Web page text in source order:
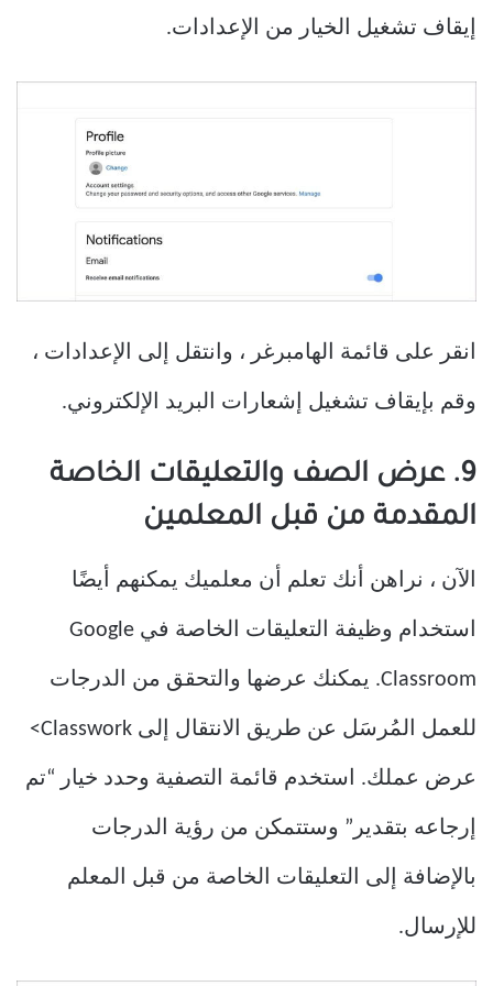
إيقاف تشغيل الخيار من الإعدادات.
انقر على قائمة الهامبرغر ، وانتقل إلى الإعدادات ،
وقم بإيقاف تشغيل إشعارات البريد الإلكتروني.
9. عرض الصف والتعليقات الخاصة
المقدمة من قبل المعلمين
الآن ، نراهن أنك تعلم أن معلميك يمكنهم أيضًا
استخدام وظيفة التعليقات الخاصة في Google
Classroom. يمكنك عرضها والتحقق من الدرجات
للعمل المُرسَل عن طريق الانتقال إلى Classwork>
عرض عملك. استخدم قائمة التصفية وحدد خيار “تم
إرجاعه بتقدير” وستتمكن من رؤية الدرجات
بالإضافة إلى التعليقات الخاصة من قبل المعلم
للإرسال.